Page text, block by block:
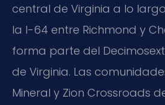
central de Virginia a lo
la I-64 entre Richmond y
forma parte del
de Virginia. Las
Mineral y Zion Crossroads